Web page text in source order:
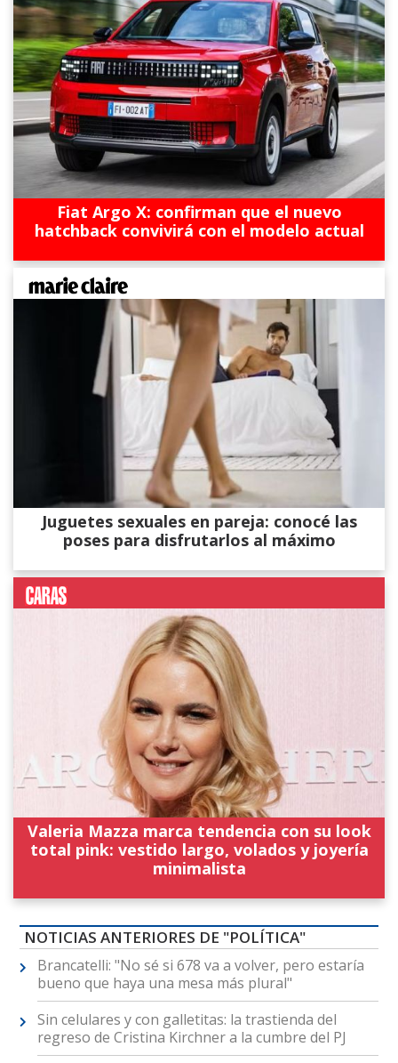
Fiat Argo X: confirman que el nuevo
hatchback convivirá con el modelo actual
Juguetes sexuales en pareja: conocé las
poses para disfrutarlos al máximo
Valeria Mazza marca tendencia con su look
total pink: vestido largo, volados y joyería
minimalista
NOTICIAS ANTERIORES DE "POLÍTICA"
Brancatelli: "No sé si 678 va a volver, pero estaría
bueno que haya una mesa más plural"
Sin celulares y con galletitas: la trastienda del
regreso de Cristina Kirchner a la cumbre del PJ